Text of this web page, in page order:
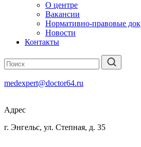
О центре
Вакансии
Нормативно-правовые
Новости
Контакты
medexpert@doctor64.ru
Адрес
г. Энгельс, ул. Степная, д. 35